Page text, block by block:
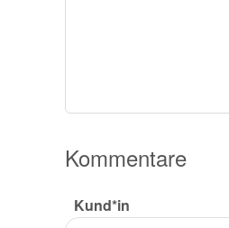
Kommentare
Kund*in